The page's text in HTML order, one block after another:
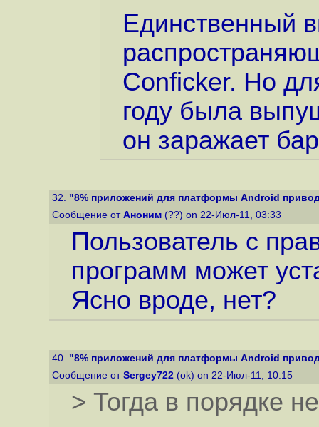
Единственный
Conficker. Но
году была
он заражает
32. "8% приложений для платформы Android
Сообщение от Аноним (??) on 22-Июл-11, 03:33
Пользователь с
программ может
Ясно вроде, нет?
40. "8% приложений для платформы Android
Сообщение от Sergey722 (ok) on 22-Июл-11, 10:15
> Тогда в порядке